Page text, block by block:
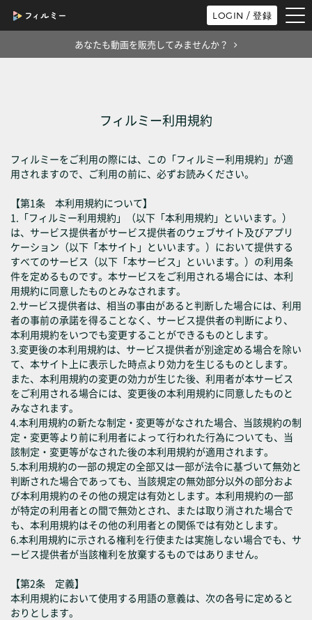
LOGIN / 登録
あなたも動画を販売してみませんか？
フィルミー利用規約
フィルミーをご利用の際には、この「フィルミー利用規約」が適
用されますので、ご利用の前に、必ずお読みください。
【第1条 本利用規約について】
1.「フィルミー利用規約」（以下「本利用規約」といいます。）
は、サービス提供者がサービス提供者のウェブサイト及びアプリ
ケーション（以下「本サイト」といいます。）において提供する
すべてのサービス（以下「本サービス」といいます。）の利用条
件を定めるものです。本サービスをご利用される場合には、本利
用規約に同意したものとみなされます。
2.サービス提供者は、相当の事由があると判断した場合には、利用
者の事前の承諾を得ることなく、サービス提供者の判断により、
本利用規約をいつでも変更することができるものとします。
3.変更後の本利用規約は、サービス提供者が別途定める場合を除い
て、本サイト上に表示した時点より効力を生じるものとします。
また、本利用規約の変更の効力が生じた後、利用者が本サービス
をご利用される場合には、変更後の本利用規約に同意したものと
みなされます。
4.本利用規約の新たな制定・変更等がなされた場合、当該規約の制
定・変更等より前に利用者によって行われた行為についても、当
該制定・変更等がなされた後の本利用規約が適用されます。
5.本利用規約の一部の規定の全部又は一部が法令に基づいて無効と
判断された場合であっても、当該規定の無効部分以外の部分およ
び本利用規約のその他の規定は有効とします。本利用規約の一部
が特定の利用者との間で無効とされ、または取り消された場合で
も、本利用規約はその他の利用者との関係では有効とします。
6.本利用規約に示される権利を行使または実施しない場合でも、サ
ービス提供者が当該権利を放棄するものではありません。
【第2条 定義】
本利用規約において使用する用語の意義は、次の各号に定めると
おりとします。